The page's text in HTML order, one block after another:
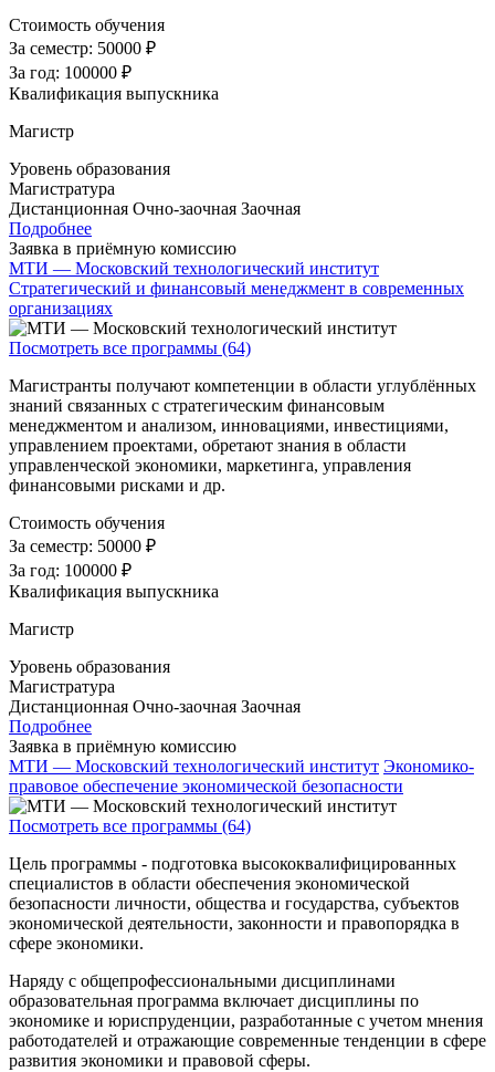
Стоимость обучения
За семестр: 50000 ₽
За год: 100000 ₽
Квалификация выпускника
Магистр
Уровень образования
Магистратура
Дистанционная Очно-заочная Заочная
Подробнее
Заявка в приёмную комиссию
МТИ — Московский технологический институт
Стратегический и финансовый менеджмент в современных
организациях
Посмотреть все программы (64)
Магистранты получают компетенции в области углублённых
знаний связанных с стратегическим финансовым
менеджментом и анализом, инновациями, инвестициями,
управлением проектами, обретают знания в области
управленческой экономики, маркетинга, управления
финансовыми рисками и др.
Стоимость обучения
За семестр: 50000 ₽
За год: 100000 ₽
Квалификация выпускника
Магистр
Уровень образования
Магистратура
Дистанционная Очно-заочная Заочная
Подробнее
Заявка в приёмную комиссию
МТИ — Московский технологический институт Экономико-
правовое обеспечение экономической безопасности
Посмотреть все программы (64)
Цель программы - подготовка высококвалифицированных
специалистов в области обеспечения экономической
безопасности личности, общества и государства, субъектов
экономической деятельности, законности и правопорядка в
сфере экономики.
Наряду с общепрофессиональными дисциплинами
образовательная программа включает дисциплины по
экономике и юриспруденции, разработанные с учетом мнения
работодателей и отражающие современные тенденции в сфере
развития экономики и правовой сферы.